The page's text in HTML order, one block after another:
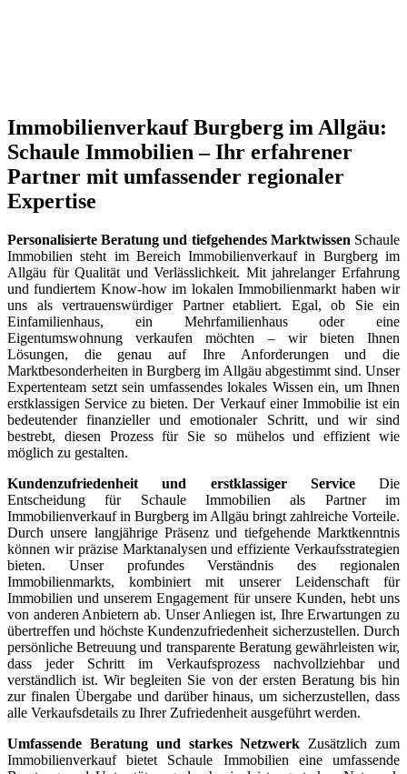
Immobilienverkauf Burgberg im Allgäu:
Schaule Immobilien – Ihr erfahrener
Partner mit umfassender regionaler
Expertise
Personalisierte Beratung und tiefgehendes Marktwissen Schaule
Immobilien steht im Bereich Immobilienverkauf in Burgberg im
Allgäu für Qualität und Verlässlichkeit. Mit jahrelanger Erfahrung
und fundiertem Know-how im lokalen Immobilienmarkt haben wir
uns als vertrauenswürdiger Partner etabliert. Egal, ob Sie ein
Einfamilienhaus, ein Mehrfamilienhaus oder eine
Eigentumswohnung verkaufen möchten – wir bieten Ihnen
Lösungen, die genau auf Ihre Anforderungen und die
Marktbesonderheiten in Burgberg im Allgäu abgestimmt sind. Unser
Expertenteam setzt sein umfassendes lokales Wissen ein, um Ihnen
erstklassigen Service zu bieten. Der Verkauf einer Immobilie ist ein
bedeutender finanzieller und emotionaler Schritt, und wir sind
bestrebt, diesen Prozess für Sie so mühelos und effizient wie
möglich zu gestalten.
Kundenzufriedenheit und erstklassiger ServiceDie
Entscheidung für Schaule Immobilien als Partner im
Immobilienverkauf in Burgberg im Allgäu bringt zahlreiche Vorteile.
Durch unsere langjährige Präsenz und tiefgehende Marktkenntnis
können wir präzise Marktanalysen und effiziente Verkaufsstrategien
bieten. Unser profundes Verständnis des regionalen
Immobilienmarkts, kombiniert mit unserer Leidenschaft für
Immobilien und unserem Engagement für unsere Kunden, hebt uns
von anderen Anbietern ab. Unser Anliegen ist, Ihre Erwartungen zu
übertreffen und höchste Kundenzufriedenheit sicherzustellen. Durch
persönliche Betreuung und transparente Beratung gewährleisten wir,
dass jeder Schritt im Verkaufsprozess nachvollziehbar und
verständlich ist. Wir begleiten Sie von der ersten Beratung bis hin
zur finalen Übergabe und darüber hinaus, um sicherzustellen, dass
alle Verkaufsdetails zu Ihrer Zufriedenheit ausgeführt werden.
Umfassende Beratung und starkes Netzwerk Zusätzlich zum
Immobilienverkauf bietet Schaule Immobilien eine umfassende